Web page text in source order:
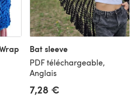
Bat sleeve
PDF téléchargeable,
Anglais
7,28 €